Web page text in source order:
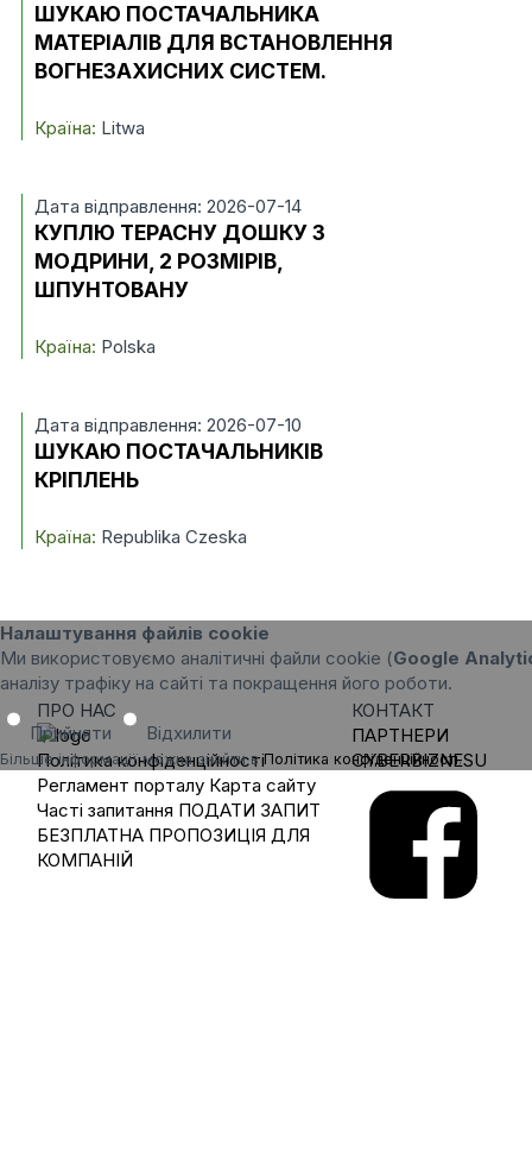
ШУКАЮ ПОСТАЧАЛЬНИКА
МАТЕРІАЛІВ ДЛЯ ВСТАНОВЛЕННЯ
ВОГНЕЗАХИСНИХ СИСТЕМ.
Країна: Litwa
Дата відправлення: 2026-07-14
КУПЛЮ ТЕРАСНУ ДОШКУ З
МОДРИНИ, 2 РОЗМІРІВ,
ШПУНТОВАНУ
Країна: Polska
Дата відправлення: 2026-07-10
ШУКАЮ ПОСТАЧАЛЬНИКІВ
КРІПЛЕНЬ
Країна: Republika Czeska
Налаштування файлів cookie
Ми використовуємо аналітичні файли cookie (Google
аналізу трафіку на сайті та покращення його роботи.
Прийняти Відхилити
Більше інформації можна знайти вПолітика конфіденційності.
ПРО НАС
Політика конфіденційності
Регламент порталу Карта сайту
Часті запитання ПОДАТИ ЗАПИТ
БЕЗПЛАТНА ПРОПОЗИЦІЯ ДЛЯ
КОМПАНІЙ
КОНТАКТ
ПАРТНЕРИ
CYBERBIZNESU